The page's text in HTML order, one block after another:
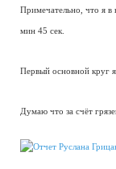
Примечательно, что я в
мин 45 сек.
Первый основной круг
Думаю что за счёт